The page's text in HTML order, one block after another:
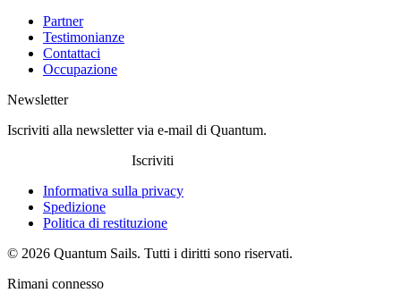
Partner
Testimonianze
Contattaci
Occupazione
Newsletter
Iscriviti alla newsletter via e-mail di Quantum.
Iscriviti
Informativa sulla privacy
Spedizione
Politica di restituzione
© 2026 Quantum Sails. Tutti i diritti sono riservati.
Rimani connesso